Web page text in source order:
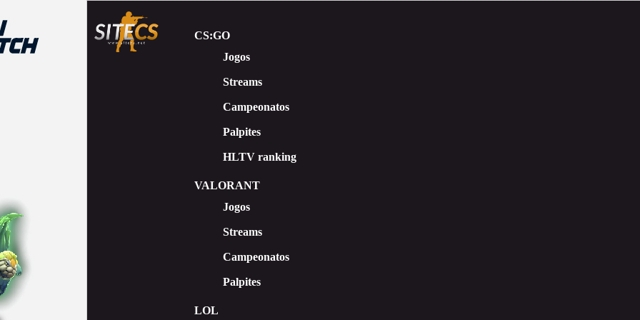
CS:GO
Jogos
Streams
Сampeonatos
Palpites
HLTV ranking
VALORANT
Jogos
Streams
Campeonatos
Palpites
LOL